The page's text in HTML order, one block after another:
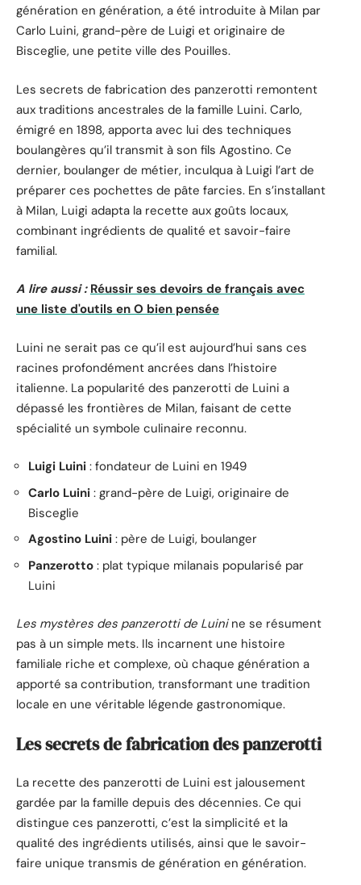
génération en génération, a été introduite à Milan par
Carlo Luini, grand-père de Luigi et originaire de
Bisceglie, une petite ville des Pouilles.
Les secrets de fabrication des panzerotti remontent
aux traditions ancestrales de la famille Luini. Carlo,
émigré en 1898, apporta avec lui des techniques
boulangères qu’il transmit à son fils Agostino. Ce
dernier, boulanger de métier, inculqua à Luigi l’art de
préparer ces pochettes de pâte farcies. En s’installant
à Milan, Luigi adapta la recette aux goûts locaux,
combinant ingrédients de qualité et savoir-faire
familial.
A lire aussi : Réussir ses devoirs de français avec
une liste d'outils en O bien pensée
Luini ne serait pas ce qu’il est aujourd’hui sans ces
racines profondément ancrées dans l’histoire
italienne. La popularité des panzerotti de Luini a
dépassé les frontières de Milan, faisant de cette
spécialité un symbole culinaire reconnu.
Luigi Luini : fondateur de Luini en 1949
Carlo Luini : grand-père de Luigi, originaire de
Bisceglie
Agostino Luini : père de Luigi, boulanger
Panzerotto : plat typique milanais popularisé par
Luini
Les mystères des panzerotti de Luinine se résument
pas à un simple mets. Ils incarnent une histoire
familiale riche et complexe, où chaque génération a
apporté sa contribution, transformant une tradition
locale en une véritable légende gastronomique.
Les secrets de fabrication des panzerotti
La recette des panzerotti de Luini est jalousement
gardée par la famille depuis des décennies. Ce qui
distingue ces panzerotti, c’est la simplicité et la
qualité des ingrédients utilisés, ainsi que le savoir-
faire unique transmis de génération en génération.